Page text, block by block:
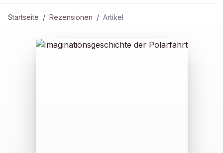
Startseite / Rezensionen / Artikel